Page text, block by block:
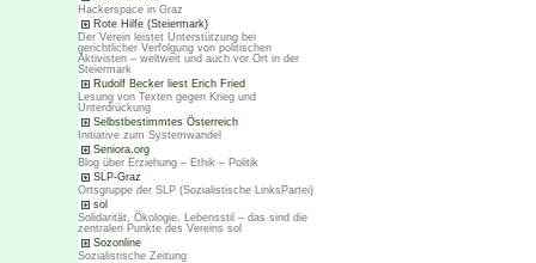
Hackerspace in Graz
Rote Hilfe (Steiermark)
Der Verein leistet Unterstützung bei
gerichtlicher Verfolgung von politischen
Aktivisten – weltweit und auch vor Ort in der
Steiermark
Rudolf Becker liest Erich Fried
Lesung von Texten gegen Krieg und
Unterdrückung
Selbstbestimmtes Österreich
Initiative zum Systemwandel
Seniora.org
Blog über Erziehung – Ethik – Politik
SLP-Graz
Ortsgruppe der SLP (Sozialistische LinksPartei)
sol
Solidarität, Ökologie, Lebensstil – das sind die
zentralen Punkte des Vereins sol
Sozonline
Sozialistische Zeitung